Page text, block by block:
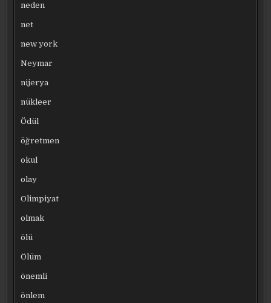
neden
net
new york
Neymar
nijerya
nükleer
Ödül
öğretmen
okul
olay
Olimpiyat
olmak
ölü
Ölüm
önemli
önlem